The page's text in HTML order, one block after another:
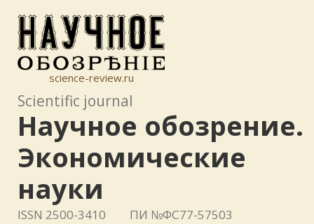
science-review.ru
Scientific journal
Научное обозрение.
Экономические
науки
ISSN 2500-3410 ПИ №ФС77-57503